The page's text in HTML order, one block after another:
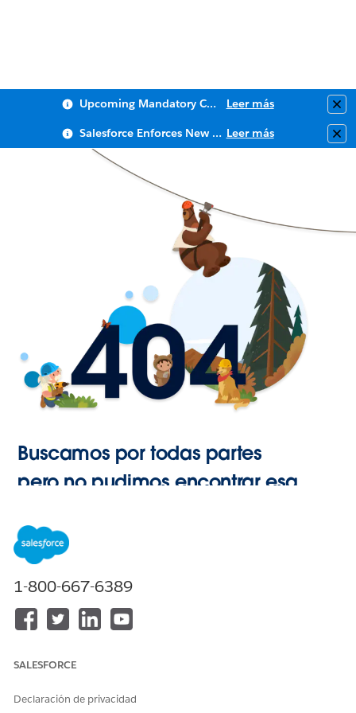
Upcoming Mandatory Changes to Public Key Infrastructure (PKI) Leer más
Salesforce Enforces New Security Requirements in Summer 2026 Leer más
Buscamos por todas partes
pero no pudimos encontrar esa
1-800-667-6389
SALESFORCE
Declaración de privacidad